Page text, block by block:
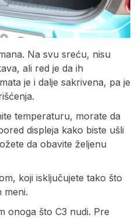
Na svu sreću, nisu
ali red je da ih
je i dalje sakrivena, pa je
temperaturu, morate da
displeja kako biste ušli
da obavite željenu
koji isključujete tako što
meni.
onoga što C3 nudi. Pre